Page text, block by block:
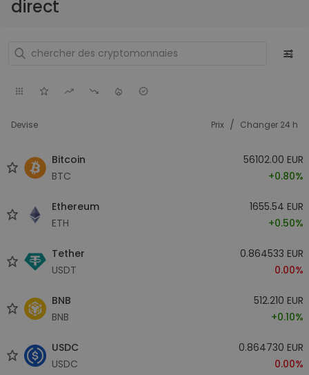
direct
Devise Prix / Changer 24 h
Bitcoin
BTC
56102.00 EUR
+0.80%
Ethereum
ETH
1655.54 EUR
+0.50%
Tether
USDT
0.864533 EUR
0.00%
BNB
BNB
512.210 EUR
+0.10%
USDC
USDC
0.864730 EUR
0.00%